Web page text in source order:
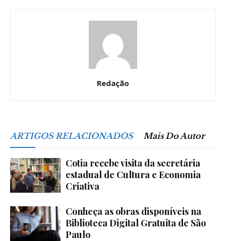
Redação
ARTIGOS RELACIONADOS Mais Do Autor
Cotia recebe visita da secretária
estadual de Cultura e Economia
Criativa
Conheça as obras disponíveis na
Biblioteca Digital Gratuita de São
Paulo